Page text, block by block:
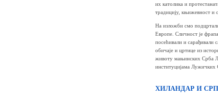
их католика и
традицију, књижевност и
На изложби смо
Европе. Сличност је
посећивали и сарађивали
обичаје и цртице из
животу мањинских Срба
институцијама Лужичких
ХИЛАНДАР И